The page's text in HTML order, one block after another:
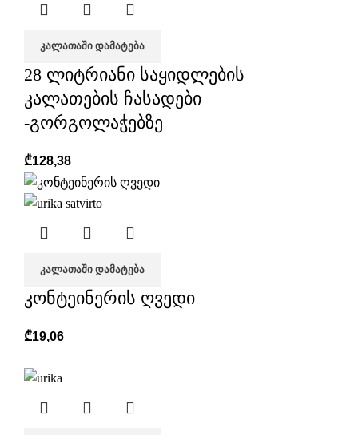
ᲙᲐᲚᲐᲗᲐᲨᲘ ᲓᲐᲛᲐᲢᲔᲑᲐ
28 ლიტრიანი საყიდლების
კალათების ჩასადები
-გორგოლაჭებზე
₾128,38
ᲙᲐᲚᲐᲗᲐᲨᲘ ᲓᲐᲛᲐᲢᲔᲑᲐ
კონტეინერის ღვედი
₾19,06